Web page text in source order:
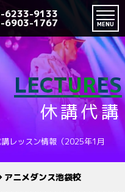
6233-9133
6903-1767 MENU
LECTURES
休講代講
レッスン情報（2025年1月
アニメダンス池袋校